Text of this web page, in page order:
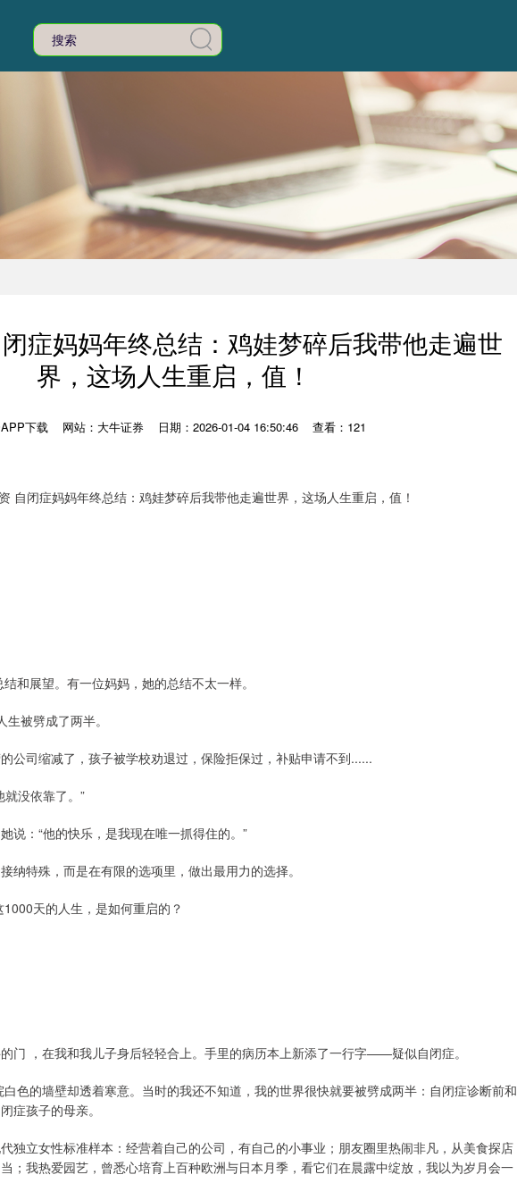
症妈妈年终总结：鸡娃梦碎后我带他走遍世
界，这场人生重启，值！
下载 网站：大牛证券 日期：2026-01-04 16:50:46 查看：121
和展望。有一位妈妈，她的总结不太一样。
被劈成了两半。
公司缩减了，孩子被学校劝退过，保险拒保过，补贴申请不到......
没依靠了。”
说：“他的快乐，是我现在唯一抓得住的。”
纳特殊，而是在有限的选项里，做出最用力的选择。
天的人生，是如何重启的？
门 ，在我和我儿子身后轻轻合上。手里的病历本上新添了一行字——疑似自闭症。
色的墙壁却透着寒意。当时的我还不知道，我的世界很快就要被劈成两半：自闭症诊断前和
症孩子的母亲。
独立女性标准样本：经营着自己的公司，有自己的小事业；朋友圈里热闹非凡，从美食探店
；我热爱园艺，曾悉心培育上百种欧洲与日本月季，看它们在晨露中绽放，我以为岁月会一